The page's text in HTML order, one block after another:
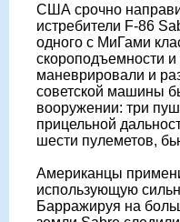
США срочно
истребители F-86
одного с МиГами
скороподъемности
маневрировали и
советской машины
вооружении: три
прицельной
шести пулеметов,
Американцы
использующую
Барражируя на